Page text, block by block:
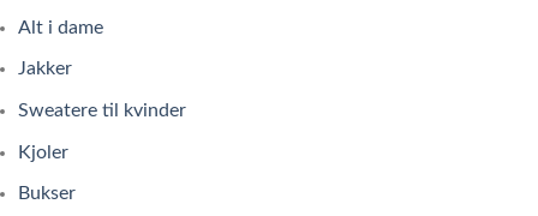
Alt i dame
Jakker
Sweatere til kvinder
Kjoler
Bukser